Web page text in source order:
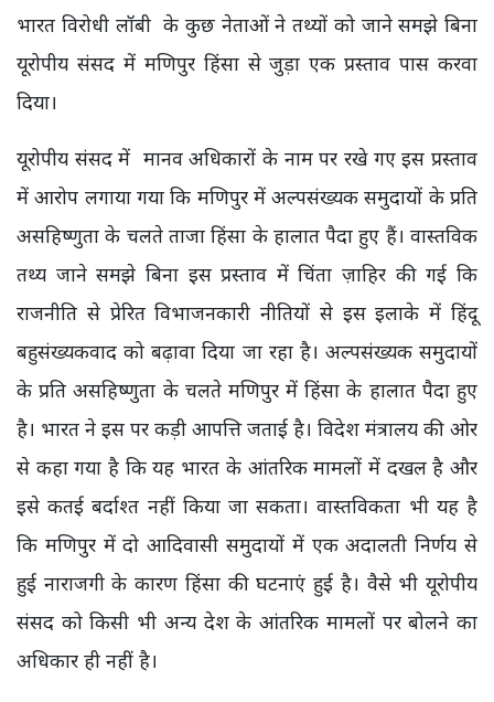
भारत विरोधी लॉबी के कुछ नेताओं ने तथ्यों को जाने समझे बिना
यूरोपीय संसद में मणिपुर हिंसा से जुड़ा एक प्रस्ताव पास करवा
दिया।
यूरोपीय संसद में मानव अधिकारों के नाम पर रखे गए इस प्रस्ताव
में आरोप लगाया गया कि मणिपुर में अल्पसंख्यक समुदायों के प्रति
असहिष्णुता के चलते ताजा हिंसा के हालात पैदा हुए हैं। वास्तविक
तथ्य जाने समझे बिना इस प्रस्ताव में चिंता ज़ाहिर की गई कि
राजनीति से प्रेरित विभाजनकारी नीतियों से इस इलाके में हिंदू
बहुसंख्यकवाद को बढ़ावा दिया जा रहा है। अल्पसंख्यक समुदायों
के प्रति असहिष्णुता के चलते मणिपुर में हिंसा के हालात पैदा हुए
है। भारत ने इस पर कड़ी आपत्ति जताई है। विदेश मंत्रालय की ओर
से कहा गया है कि यह भारत के आंतरिक मामलों में दखल है और
इसे कतई बर्दाश्त नहीं किया जा सकता। वास्तविकता भी यह है
कि मणिपुर में दो आदिवासी समुदायों में एक अदालती निर्णय से
हुई नाराजगी के कारण हिंसा की घटनाएं हुई है। वैसे भी यूरोपीय
संसद को किसी भी अन्य देश के आंतरिक मामलों पर बोलने का
अधिकार ही नहीं है।